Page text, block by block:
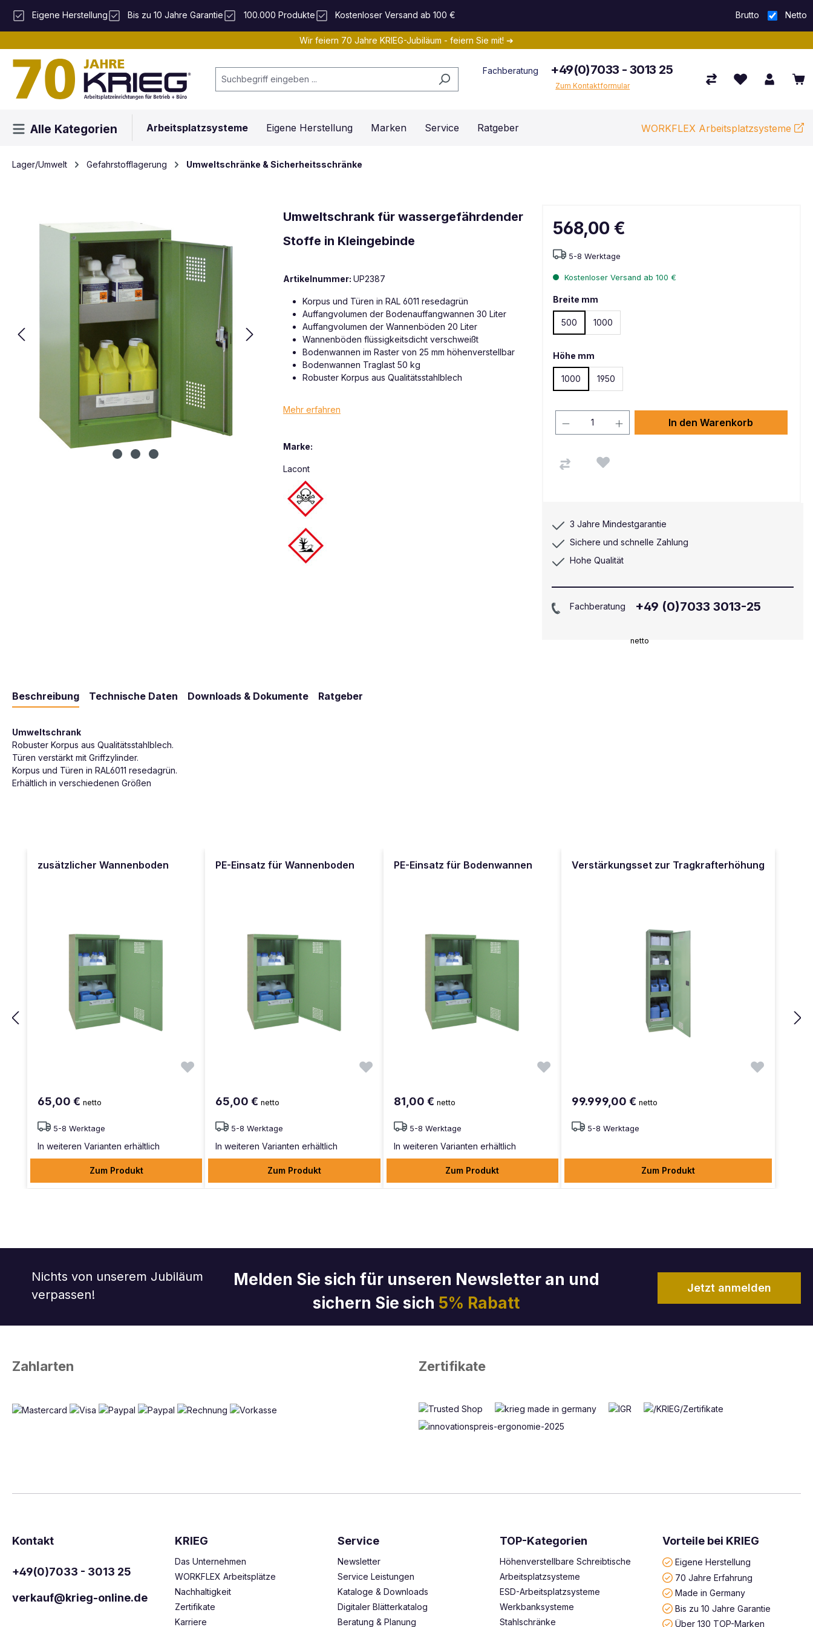
Hauptinhalt springen
Zur Suche springen
Zur Hauptnavigation springen
Eigene Herstellung Bis zu 10 Jahre Garantie 100.000 Produkte Kostenloser Versand ab 100 € Brutto Netto
Wir feiern 70 Jahre KRIEG-Jubiläum - feiern Sie mit! ➔
Fachberatung +49(0)7033 - 3013 25
Zum Kontaktformular
Alle Kategorien Arbeitsplatzsysteme Eigene Herstellung Marken Service Ratgeber WORKFLEX Arbeitsplatzsysteme
Lager/Umwelt Gefahrstofflagerung Umweltschränke & Sicherheitsschränke
Umweltschrank für wassergefährdender
Stoffe in Kleingebinde
Artikelnummer: UP2387
Korpus und Türen in RAL 6011 resedagrün
Auffangvolumen der Bodenauffangwannen 30 Liter
Auffangvolumen der Wannenböden 20 Liter
Wannenböden flüssigkeitsdicht verschweißt
Bodenwannen im Raster von 25 mm höhenverstellbar
Bodenwannen Traglast 50 kg
Robuster Korpus aus Qualitätsstahlblech
Mehr erfahren
Marke:
Lacont
568,00 €
netto
5-8 Werktage
Kostenloser Versand ab 100 €
Breite mm
500 1000
Höhe mm
1000 1950
In den Warenkorb
3 Jahre Mindestgarantie
Sichere und schnelle Zahlung
Hohe Qualität
Fachberatung +49 (0)7033 3013-25
Beschreibung Technische Daten Downloads & Dokumente Ratgeber
Umweltschrank
Robuster Korpus aus Qualitätsstahlblech.
Türen verstärkt mit Griffzylinder.
Korpus und Türen in RAL6011 resedagrün.
Erhältlich in verschiedenen Größen
zusätzlicher Wannenboden
65,00 € netto
5-8 Werktage
In weiteren Varianten erhältlich
Zum Produkt
PE-Einsatz für Wannenboden
65,00 €netto
5-8 Werktage
In weiteren Varianten erhältlich
Zum Produkt
PE-Einsatz für Bodenwannen
81,00 € netto
5-8 Werktage
In weiteren Varianten erhältlich
Zum Produkt
Verstärkungsset zur Tragkrafterhöhung
99.999,00 €netto
5-8 Werktage
Zum Produkt
Nichts von unserem Jubiläum
verpassen!
Melden Sie sich für unseren Newsletter an und
sichern Sie sich 5% Rabatt
Jetzt anmelden
Zahlarten Zertifikate
Kontakt
+49(0)7033 - 3013 25
verkauf@krieg-online.de
KRIEG
Das Unternehmen
WORKFLEX Arbeitsplätze
Nachhaltigkeit
Zertifikate
Karriere
Service
Newsletter
Service Leistungen
Kataloge & Downloads
Digitaler Blätterkatalog
Beratung & Planung
TOP-Kategorien
Höhenverstellbare Schreibtische
Arbeitsplatzsysteme
ESD-Arbeitsplatzsysteme
Werkbanksysteme
Stahlschränke
Vorteile bei KRIEG
Eigene Herstellung
70 Jahre Erfahrung
Made in Germany
Bis zu 10 Jahre Garantie
Über 130 TOP-Marken